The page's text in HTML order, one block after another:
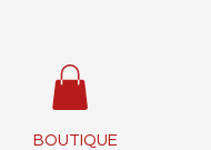
BOUTIQUE